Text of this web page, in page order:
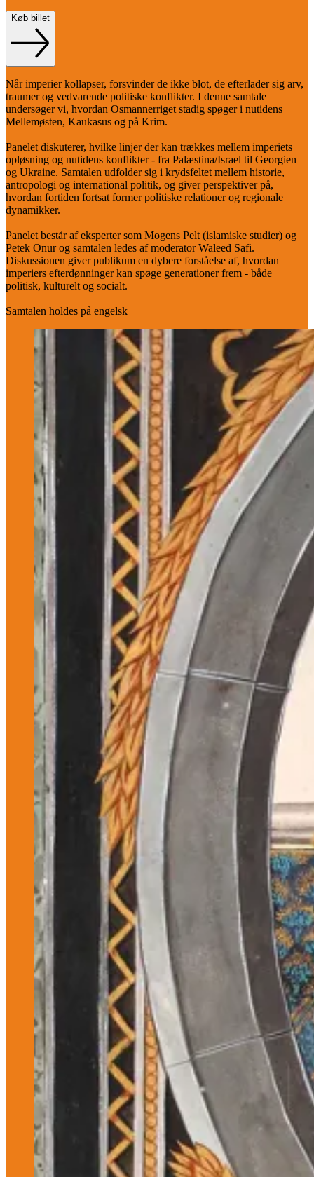
Køb billet
Når imperier kollapser, forsvinder de ikke blot, de efterlader sig arv,
traumer og vedvarende politiske konflikter. I denne samtale
undersøger vi, hvordan Osmannerriget stadig spøger i nutidens
Mellemøsten, Kaukasus og på Krim.
Panelet diskuterer, hvilke linjer der kan trækkes mellem imperiets
opløsning og nutidens konflikter - fra Palæstina/Israel til Georgien
og Ukraine. Samtalen udfolder sig i krydsfeltet mellem historie,
antropologi og international politik, og giver perspektiver på,
hvordan fortiden fortsat former politiske relationer og regionale
dynamikker.
Panelet består af eksperter som Mogens Pelt (islamiske studier) og
Petek Onur og samtalen ledes af moderator Waleed Safi.
Diskussionen giver publikum en dybere forståelse af, hvordan
imperiers efterdønninger kan spøge generationer frem - både
politisk, kulturelt og socialt.
Samtalen holdes på engelsk